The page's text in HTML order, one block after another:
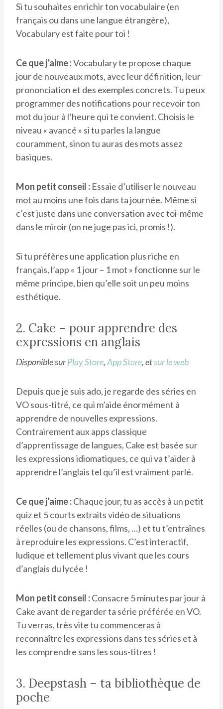
Si tu souhaites enrichir ton vocabulaire (en
français ou dans une langue étrangère),
Vocabulary est faite pour toi !
Ce que j’aime :Vocabulary te propose chaque
jour de nouveaux mots, avec leur définition, leur
prononciation et des exemples concrets. Tu peux
programmer des notifications pour recevoir ton
mot du jour à l’heure qui te convient. Choisis le
niveau « avancé » si tu parles la langue
couramment, sinon tu auras des mots assez
basiques.
Mon petit conseil : Essaie d’utiliser le nouveau
mot au moins une fois dans ta journée. Même si
c’est juste dans une conversation avec toi-même
dans le miroir (on ne juge pas ici, promis !).
Si tu préfères une application plus riche en
français, l’app « 1 jour – 1 mot » fonctionne sur le
même principe, bien qu’elle soit un peu moins
esthétique.
2. Cake – pour apprendre des
expressions en anglais
Disponible surPlay Store,App Store, etsur le web
Depuis que je suis ado, je regarde des séries en
VO sous-titré, ce qui m’aide énormément à
apprendre de nouvelles expressions.
Contrairement aux apps classique
d’apprentissage de langues, Cake est basée sur
les expressions idiomatiques, ce qui va t’aider à
apprendre l’anglais tel qu’il est vraiment parlé.
Ce que j’aime :Chaque jour, tu as accès à un petit
quiz et 5 courts extraits vidéo de situations
réelles (ou de chansons, films, …) et tu t’entraînes
à reproduire les expressions. C’est interactif,
ludique et tellement plus vivant que les cours
d’anglais du lycée !
Mon petit conseil :Consacre 5 minutes par jour à
Cake avant de regarder ta série préférée en VO.
Tu verras, très vite tu commenceras à
reconnaître les expressions dans tes séries et à
les comprendre sans les sous-titres !
3. Deepstash – ta bibliothèque de
poche